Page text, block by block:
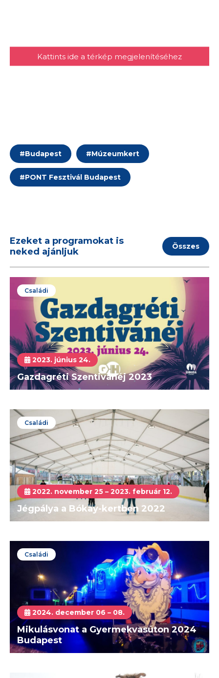
Kattints ide a térkép megjelenítéséhez
#Budapest #Múzeumkert
#PONT Fesztivál Budapest
Ezeket a programokat is
neked ajánljuk
Összes
Családi
2023. június 24.
Gazdagréti Szentivánéj 2023
Családi
2022. november 25 – 2023. február 12.
Jégpálya a Bókay-kertben 2022
Családi
2024. december 06 – 08.
Mikulásvonat a Gyermekvasúton 2024
Budapest